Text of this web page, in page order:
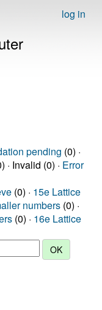
log in
pending (0) ·
· Invalid (0) · Error
(0) · 15e Lattice
numbers (0) ·
(0) · 16e Lattice